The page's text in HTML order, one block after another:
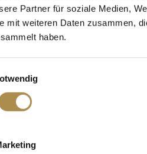
Partner für soziale Medien,
mit weiteren Daten zusammen,
haben.